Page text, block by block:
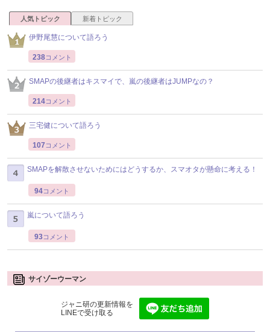
人気トピック 新着トピック
伊野尾慧について語ろう
238コメント
SMAPの後継者はキスマイで、嵐の後継者はJUMPなの？
214コメント
三宅健について語ろう
107 コメント
SMAPを解散させないためにはどうするか、スマオタが懸命に考える！
94コメント
嵐について語ろう
93コメント
サイゾーウーマン
ジャニ研の更新情報を
LINEで受け取る